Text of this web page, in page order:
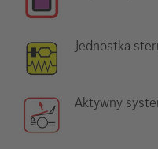
Jednostka
Aktywny